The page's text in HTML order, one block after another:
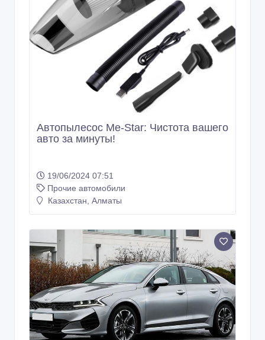
Автопылесос Me-Star: Чистота вашего
авто за минуты!
19/06/2024 07:51
Прочие автомобили
Казахстан, Алматы